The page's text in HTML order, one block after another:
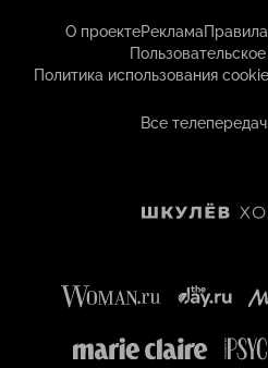
О проектеРеклама
Политика использования
Все